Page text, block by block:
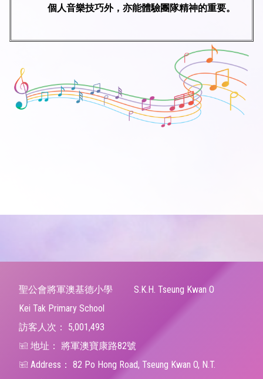
個人音樂技巧外，亦能體驗團隊精神的重要。
聖公會將軍澳基德小學
S.K.H. Tseung Kwan O
Kei Tak Primary School
訪客人次：
5,001,493
地址：
將軍澳寶康路82號
Address： 82 Po Hong Road, Tseung Kwan O, N.T.